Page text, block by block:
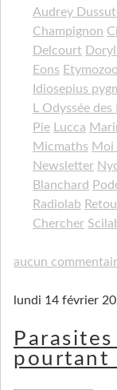
Audrey
Champignon
Delcourt
Eons
Idiosepius
L Odyssée
Pie
Lucca
Micmaths Moi
Newsletter
Blanchard
Radiolab
Chercher
aucun
lundi 14 février
pourtant